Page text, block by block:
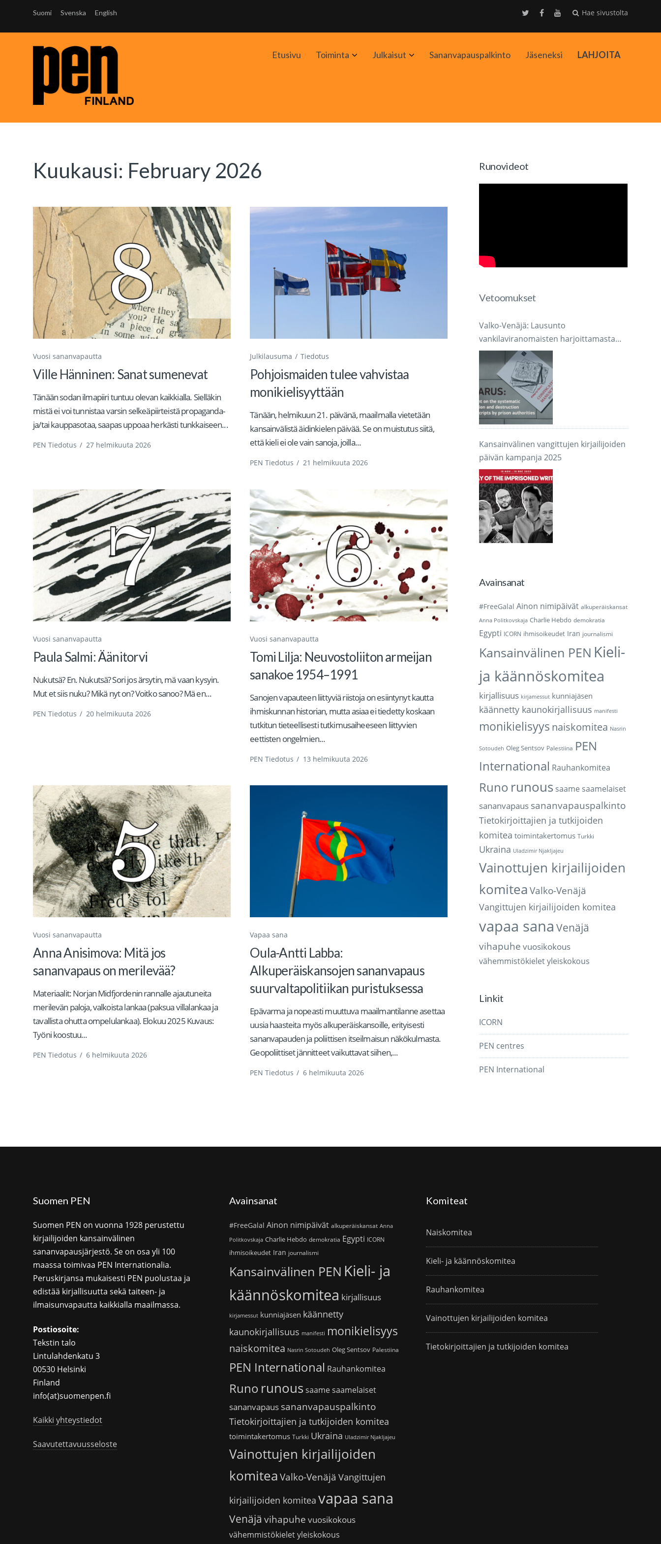
Suomi Svenska English Hae sivustolta
Etusivu Toiminta AvaaJulkaisut AvaaSananvapauspalkinto Jäseneksi LAHJOITA
Kuukausi: February 2026
Vuosi sananvapautta
Ville Hänninen: Sanat sumenevat
Tänään sodan ilmapiiri tuntuu olevan kaikkialla. Sielläkin
mistä ei voi tunnistaa varsin selkeäpiirteistä propaganda-
ja/tai kauppasotaa, saapas uppoaa herkästi tunkkaiseen...
PEN Tiedotus / 27 helmikuuta 2026
Julkilausuma Tiedotus
Pohjoismaiden tulee vahvistaa
monikielisyyttään
Tänään, helmikuun 21. päivänä, maailmalla vietetään
kansainvälistä äidinkielen päivää. Se on muistutus siitä,
että kieli ei ole vain sanoja, joilla...
PEN Tiedotus / 21 helmikuuta 2026
Vuosi sananvapautta
Paula Salmi: Äänitorvi
Nukutsä? En. Nukutsä? Sori jos ärsytin, mä vaan kysyin.
Mut et siis nuku? Mikä nyt on? Voitko sanoo? Mä en...
PEN Tiedotus / 20 helmikuuta 2026
Vuosi sananvapautta
Tomi Lilja: Neuvostoliiton armeijan
sanakoe 1954–1991
Sanojen vapauteen liittyviä riistoja on esiintynyt kautta
ihmiskunnan historian, mutta asiaa ei tiedetty koskaan
tutkitun tieteellisesti tutkimusaiheeseen liittyvien
eettisten ongelmien...
PEN Tiedotus / 13 helmikuuta 2026
Vuosi sananvapautta
Anna Anisimova: Mitä jos
sananvapaus on merilevää?
Materiaalit: Norjan Midfjordenin rannalle ajautuneita
merilevän paloja, valkoista lankaa (paksua villalankaa ja
tavallista ohutta ompelulankaa). Elokuu 2025 Kuvaus:
Työni koostuu...
PEN Tiedotus / 6 helmikuuta 2026
Vapaa sana
Oula-Antti Labba:
Alkuperäiskansojen sananvapaus
suurvaltapolitiikan puristuksessa
Epävarma ja nopeasti muuttuva maailmantilanne asettaa
uusia haasteita myös alkuperäiskansoille, erityisesti
sananvapauden ja poliittisen itseilmaisun näkökulmasta.
Geopoliittiset jännitteet vaikuttavat siihen,...
PEN Tiedotus / 6 helmikuuta 2026
Runovideot
Vetoomukset
Valko-Venäjä: Lausunto
vankilaviranomaisten harjoittamasta
järjestelmällisestä käsikirjoitusten
takavarikoinnista ja tuhoamisesta
Kansainvälinen vangittujen kirjailijoiden
päivän kampanja 2025
Avainsanat
#FreeGalal Ainon nimipäivät alkuperäiskansat
Anna Politkovskaja Charlie Hebdo demokratia
Egypti ICORN ihmisoikeudet Iran journalismi
Kansainvälinen PEN Kieli-
ja käännöskomitea
kirjallisuus kirjamessut kunniajäsen
käännetty kaunokirjallisuus manifesti
monikielisyys naiskomitea Nasrin
Sotoudeh Oleg Sentsov Palestiina PEN
International Rauhankomitea
Runo runous saame saamelaiset
sananvapaus sananvapauspalkinto
Tietokirjoittajien ja tutkijoiden
komitea toimintakertomus Turkki
Ukraina Uladzimir Njakljajeu
Vainottujen kirjailijoiden
komitea Valko-Venäjä
Vangittujen kirjailijoiden komitea
vapaa sana Venäjä
vihapuhe vuosikokous
vähemmistökieletyleiskokous
Linkit
ICORN
PEN centres
PEN International
Suomen PEN
Suomen PEN on vuonna 1928 perustettu
kirjailijoiden kansainvälinen
sananvapausjärjestö. Se on osa yli 100
maassa toimivaa PEN Internationalia.
Peruskirjansa mukaisesti PEN puolustaa ja
edistää kirjallisuutta sekä taiteen- ja
ilmaisunvapautta kaikkialla maailmassa.
Postiosoite:
Tekstin talo
Lintulahdenkatu 3
00530 Helsinki
Finland
info(at)suomenpen.fi
Kaikki yhteystiedot
Saavutettavuusseloste
Avainsanat
#FreeGalal Ainon nimipäivät alkuperäiskansat Anna
Politkovskaja Charlie Hebdo demokratia Egypti ICORN
ihmisoikeudet Iran journalismi
Kansainvälinen PEN Kieli- ja
käännöskomitea kirjallisuus
kirjamessut kunniajäsen käännetty
kaunokirjallisuus manifesti monikielisyys
naiskomitea Nasrin Sotoudeh Oleg Sentsov Palestiina
PEN International Rauhankomitea
Runo runoussaamesaamelaiset
sananvapaus sananvapauspalkinto
Tietokirjoittajien ja tutkijoiden komitea
toimintakertomus Turkki Ukraina Uladzimir Njakljajeu
Vainottujen kirjailijoiden
komitea Valko-Venäjä Vangittujen
kirjailijoiden komitea vapaa sana
Venäjä vihapuhe vuosikokous
vähemmistökieletyleiskokous
Komiteat
Naiskomitea
Kieli- ja käännöskomitea
Rauhankomitea
Vainottujen kirjailijoiden komitea
Tietokirjoittajien ja tutkijoiden komitea